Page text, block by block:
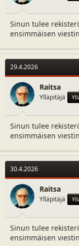
Sinun tulee
ensimmäisen
29.4.2026
Raitsa
Ylläpitäjä
Sinun tulee
ensimmäisen
30.4.2026
Raitsa
Ylläpitäjä
Sinun tulee
ensimmäisen